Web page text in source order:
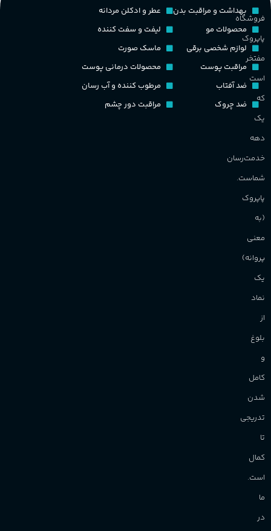
کشور مبدا برند
طبع
گروه بویایی
ماندگاری
آقایان
PA_بخش-بو
میوه‌ها و مرکبات، وانیل،
نت‌های چوبی
فروشگاه
پاپروک
مفتخر
است
که
یک
دهه
خدمت‌رسان
شماست.
پاپروک
(به
معنی
پروانه)
یک
نماد
از
بلوغ
و
کامل
شدن
تدریجی
تا
کمال
است.
ما
در
بهداشت و مراقبت بدن
محصولات مو
لوازم شخصی برقی
مراقبت پوست
ضد آفتاب
ضد چروک
عطر و ادکلن مردانه
لیفت و سفت کننده
ماسک صورت
محصولات درمانی پوست
مرطوب کننده و آب رسان
مراقبت دور چشم